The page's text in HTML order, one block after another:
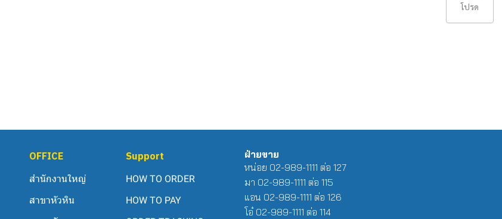
OFFICE
สำนักงานใหญ่
สาขาหัวหิน
Support
HOW TO ORDER
HOW TO PAY
ฝ่ายขาย
หน่อย 02-989-1111 ต่อ 127
มา 02-989-1111 ต่อ 115
แอน 02-989-1111 ต่อ 126
โอ๋ 02-989-1111 ต่อ 114
โปรด